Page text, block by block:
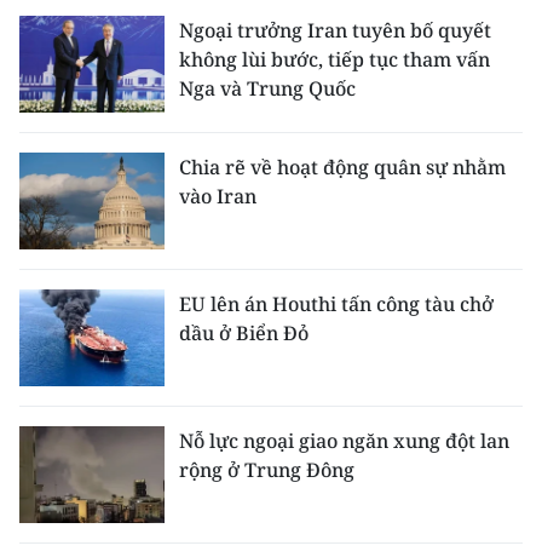
Ngoại trưởng Iran tuyên bố quyết
không lùi bước, tiếp tục tham vấn
Nga và Trung Quốc
Chia rẽ về hoạt động quân sự nhằm
vào Iran
EU lên án Houthi tấn công tàu chở
dầu ở Biển Đỏ
Nỗ lực ngoại giao ngăn xung đột lan
rộng ở Trung Đông